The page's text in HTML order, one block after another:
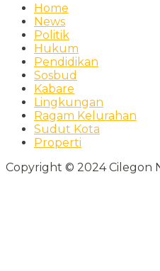
Home
News
Politik
Hukum
Pendidikan
Sosbud
Kabare
Lingkungan
Ragam Kelurahan
Sudut Kota
Properti
Copyright © 2024 Cilegon